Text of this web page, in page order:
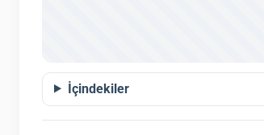
İçindekiler